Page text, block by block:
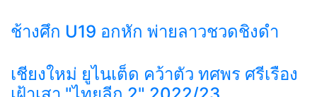
ช้างศึก U19 อกหัก พ่ายลาวชวดชิงดำ
เชียงใหม่ ยูไนเต็ด คว้าตัว ทศพร ศรีเรือง